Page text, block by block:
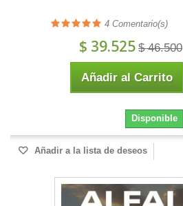
4 Comentario(s)
$ 39.525 $ 46.500
Añadir al Carrito
Disponible
Añadir a la lista de deseos